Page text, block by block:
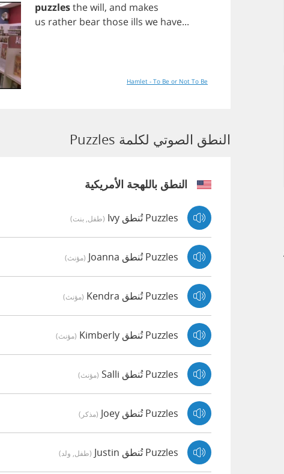
puzzlesthewill, and makes
us rather bearthose ills we have...
Hamlet - To Be or Not To Be
النطق الصوتي لكلمة Puzzles
النطق باللهجة الأمريكية
Puzzles تُنطق Ivy (طفل, بنت)
Puzzles تُنطق Joanna (مؤنث)
Puzzles تُنطق Kendra (مؤنث)
Puzzles تُنطق Kimberly (مؤنث)
Puzzles تُنطق Salli (مؤنث)
Puzzles تُنطق Joey (مذكر)
Puzzles تُنطق Justin (طفل, ولد)